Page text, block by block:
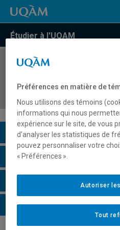
Étudier à l'UQAM
COURS//
C1)
Description du cours
Horaire - Été 2026
Horaire - Automne 2026
Horaire - Hiver 2027
Préférences en matière de
Nous utilisons des témoins
informations qui nous
expérience sur le site, de vous
d’analyser les statistiques de
pouvez personnaliser votre
« Préférences ».
Tout
Autoriser